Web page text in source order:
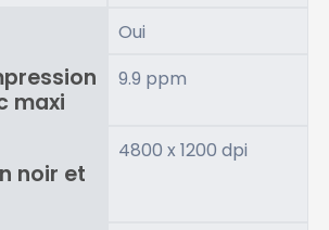
Oui
maxi
9.9 ppm
noir et
4800 x 1200 dpi